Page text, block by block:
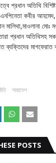
প্রধান অতিথি
কবীর
মোঃ
প্রধান অতিথিসহ
ব্যক্তিদের মাগফেরাত
সারাদেশ
POSTS